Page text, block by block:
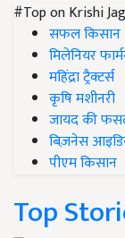
#Top on Krishi
सफल किसान
मिलेनियर
महिंद्रा ट्रैक्टर्स
कृषि मशीनरी
जायद की
बिज़नेस
पीएम किसान
Top